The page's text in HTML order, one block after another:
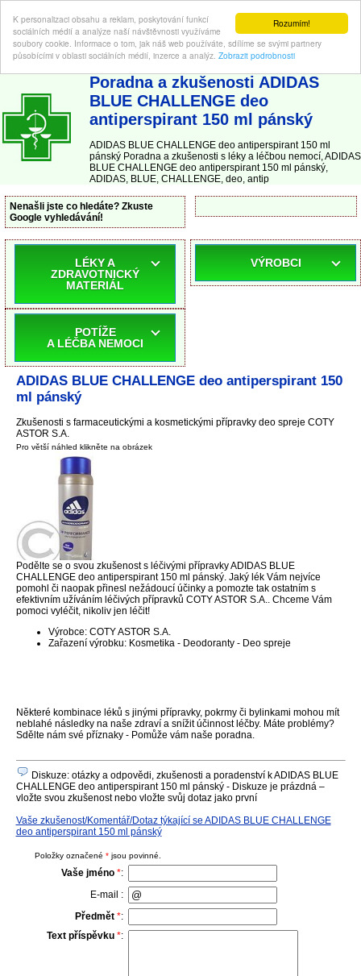
Rozumím!
K personalizaci obsahu a reklam, poskytování funkcí
sociálních médií a analýze naší návštěvnosti využíváme
soubory cookie. Informace o tom, jak náš web používáte, sdílíme se svými partnery
působícími v oblasti sociálních médií, inzerce a analýz. Zobrazit podrobnosti
ABC-LEKARNA.cz | Poradna a zkušenosti s léky a léčbou nemocí
Poradna a zkušenosti ADIDAS
BLUE CHALLENGE deo
antiperspirant 150 ml pánský
ADIDAS BLUE CHALLENGE deo antiperspirant 150 ml
pánský Poradna a zkušenosti s léky a léčbou nemocí, ADIDAS
BLUE CHALLENGE deo antiperspirant 150 ml pánský,
ADIDAS, BLUE, CHALLENGE, deo, antip
Nenašli jste co hledáte? Zkuste
Google vyhledávání!
LÉKY A
ZDRAVOTNICKÝ
MATERIÁL
POTÍŽE
A LÉČBA NEMOCI
VÝROBCI
ADIDAS BLUE CHALLENGE deo antiperspirant 150
ml pánský
Zkušenosti s farmaceutickými a kosmetickými přípravky deo spreje COTY
ASTOR S.A.
Pro větší náhled klikněte na obrázek
Podělte se o svou zkušenost s léčivými přípravky ADIDAS BLUE
CHALLENGE deo antiperspirant 150 ml pánský. Jaký lék Vám nejvíce
pomohl či naopak přinesl nežádoucí účinky a pomozte tak ostatním s
efektivním užíváním léčivých přípravků COTY ASTOR S.A.. Chceme Vám
pomoci vyléčit, nikoliv jen léčit!
Výrobce: COTY ASTOR S.A.
Zařazení výrobku: Kosmetika - Deodoranty - Deo spreje
Některé kombinace léků s jinými přípravky, pokrmy či bylinkami mohou mít
neblahé následky na naše zdraví a snížit účinnost léčby. Máte problémy?
Sdělte nám své příznaky - Pomůže vám naše poradna.
Diskuze: otázky a odpovědi, zkušenosti a poradenství k ADIDAS BLUE
CHALLENGE deo antiperspirant 150 ml pánský - Diskuze je prázdná –
vložte svou zkušenost nebo vložte svůj dotaz jako první
Vaše zkušenost/Komentář/Dotaz týkající se ADIDAS BLUE CHALLENGE
deo antiperspirant 150 ml pánský
Položky označené * jsou povinné.
Vaše jméno *:
E-mail :
Předmět *:
Text příspěvku *: